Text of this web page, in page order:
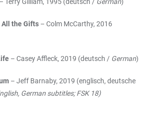
All the Gifts – Colm McCarthy, 2016
– Casey Affleck, 2019 (deutsch / German)
– Jeff Barnaby, 2019 (englisch, deutsche
German subtitles; FSK 18)